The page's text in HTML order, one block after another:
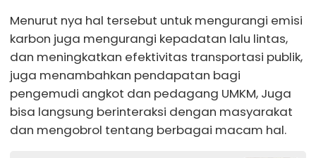
Menurut nya hal tersebut untuk mengurangi emisi
karbon juga mengurangi kepadatan lalu lintas,
dan meningkatkan efektivitas transportasi publik,
juga menambahkan pendapatan bagi
pengemudi angkot dan pedagang UMKM, Juga
bisa langsung berinteraksi dengan masyarakat
dan mengobrol tentang berbagai macam hal.